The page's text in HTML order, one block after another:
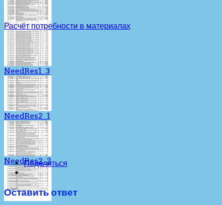
10
Расчёт потребности в материалах
NeedRes1_3
NeedRes2_1
NeedRes2_2
Поделиться
Оставить ответ